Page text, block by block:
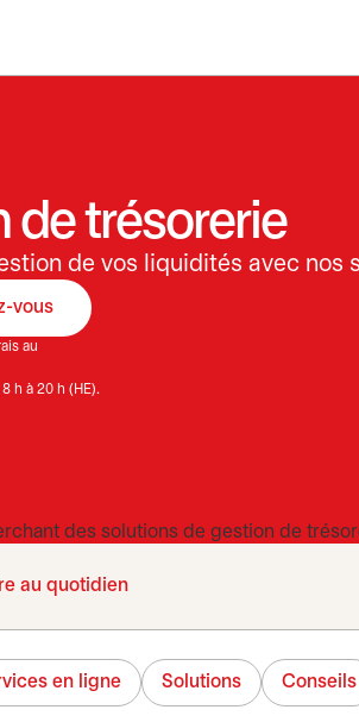
de trésorerie
de vos liquidités avec nos
vousdans un nouvel onglet
au
h à 20 h (HE).
au quotidien
en ligne Solutions Conseils